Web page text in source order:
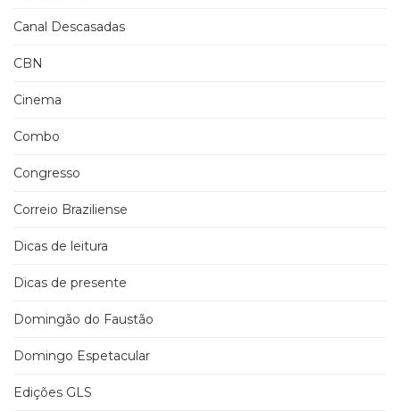
Canal Descasadas
CBN
Cinema
Combo
Congresso
Correio Braziliense
Dicas de leitura
Dicas de presente
Domingão do Faustão
Domingo Espetacular
Edições GLS